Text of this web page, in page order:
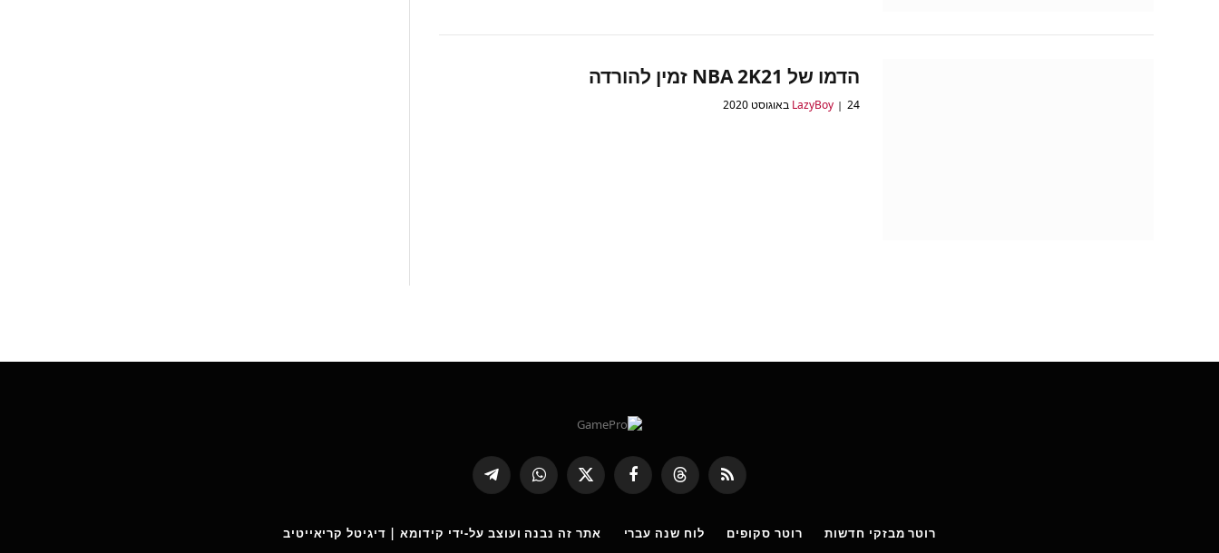
הדמו של NBA 2K21 זמין להורדה
LazyBoy 24 באוגוסט 2020
RSS
Threads פייסבוק
X
(טוויטר)
WhatsApp
Telegram
רוטר מבזקי חדשות רוטר סקופים לוח שנה עברי אתר זה נבנה ועוצב על-ידי קידומא | דיגיטל קריאייטיב